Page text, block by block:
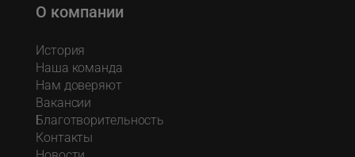
О компании
История
Наша команда
Нам доверяют
Вакансии
Благотворительность
Контакты